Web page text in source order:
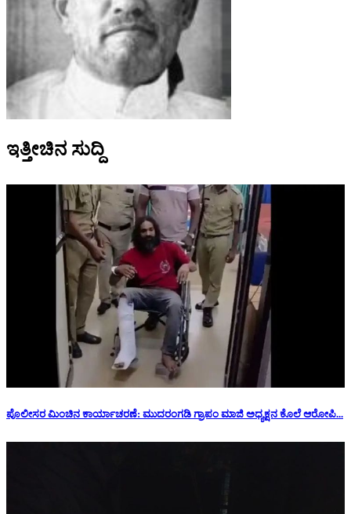
ಇತ್ತೀಚಿನ ಸುದ್ದಿ
ಪೊಲೀಸರ ಮಿಂಚಿನ ಕಾರ್ಯಾಚರಣೆ: ಮುದರಂಗಡಿ ಗ್ರಾಪಂ ಮಾಜಿ ಅಧ್ಯಕ್ಷನ‌ ಕೊಲೆ ಆರೋಪಿ...